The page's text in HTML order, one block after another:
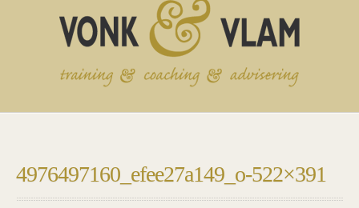
4976497160_efee27a149_o-522×391